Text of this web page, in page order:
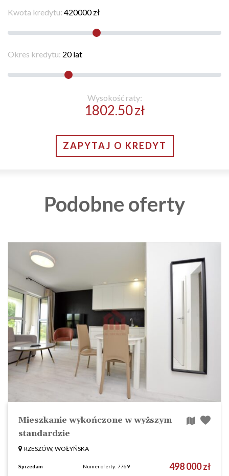
Kwota kredytu: 420000 zł
Okres kredytu: 20 lat
Wysokość raty:
1802.50zł
ZAPYTAJ O KREDYT
Podobne oferty
Mieszkanie wykończone w wyższym
standardzie
RZESZÓW, WOŁYŃSKA
Sprzedam Numer oferty: 7769 498 000 zł